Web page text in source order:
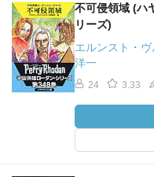
不可侵領域 (ハ
リーズ)
エルンスト・
洋一
24 3.33